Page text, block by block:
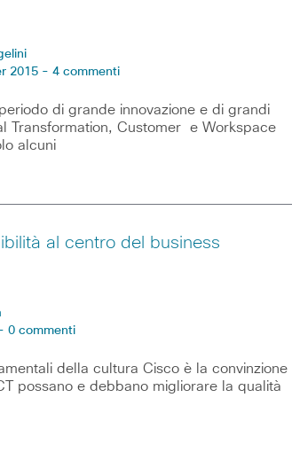
2015 - 4 commenti
di grande innovazione e di grandi
Transformation, Customer e Workspace
alcuni
al centro del business
0 commenti
della cultura Cisco è la convinzione
possano e debbano migliorare la qualità